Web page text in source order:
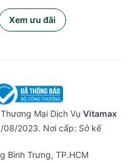
Xem ưu đãi
Mại Dịch Vụ Vitamax
08/2023. Nơi cấp: Sở kế
Bình Trưng, TP.HCM